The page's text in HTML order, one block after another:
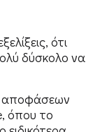
ότι
δύσκολο να
αποφάσεων
όπου το